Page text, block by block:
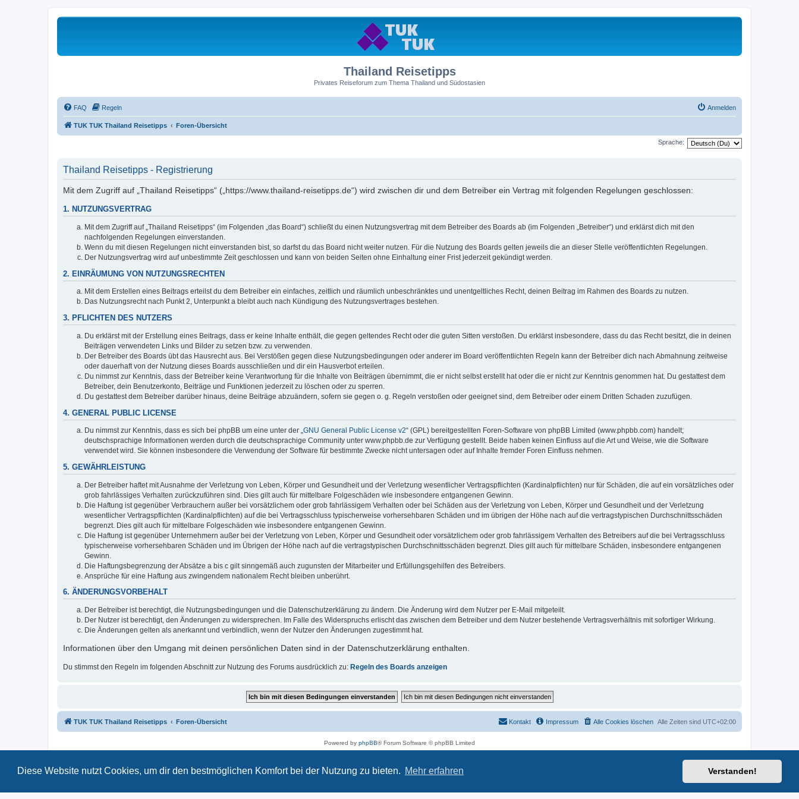
Diese Website nutzt Cookies, um dir den bestmöglichen Komfort bei der Nutzung zu bieten. Mehr erfahren Verstanden!
Thailand Reisetipps
Privates Reiseforum zum Thema Thailand und Südostasien
FAQ Regeln Anmelden
TUK TUK Thailand Reisetipps Foren-Übersicht
Sprache:
Thailand Reisetipps - Registrierung
Mit dem Zugriff auf „Thailand Reisetipps“ („https://www.thailand-reisetipps.de“) wird zwischen dir und dem Betreiber ein Vertrag mit folgenden Regelungen geschlossen:
1. NUTZUNGSVERTRAG
Mit dem Zugriff auf „Thailand Reisetipps“ (im Folgenden „das Board“) schließt du einen Nutzungsvertrag mit dem Betreiber des Boards ab (im Folgenden „Betreiber“) und erklärst dich mit den
nachfolgenden Regelungen einverstanden.
Wenn du mit diesen Regelungen nicht einverstanden bist, so darfst du das Board nicht weiter nutzen. Für die Nutzung des Boards gelten jeweils die an dieser Stelle veröffentlichten Regelungen.
Der Nutzungsvertrag wird auf unbestimmte Zeit geschlossen und kann von beiden Seiten ohne Einhaltung einer Frist jederzeit gekündigt werden.
2. EINRÄUMUNG VON NUTZUNGSRECHTEN
Mit dem Erstellen eines Beitrags erteilst du dem Betreiber ein einfaches, zeitlich und räumlich unbeschränktes und unentgeltliches Recht, deinen Beitrag im Rahmen des Boards zu nutzen.
Das Nutzungsrecht nach Punkt 2, Unterpunkt a bleibt auch nach Kündigung des Nutzungsvertrages bestehen.
3. PFLICHTEN DES NUTZERS
Du erklärst mit der Erstellung eines Beitrags, dass er keine Inhalte enthält, die gegen geltendes Recht oder die guten Sitten verstoßen. Du erklärst insbesondere, dass du das Recht besitzt, die in deinen
Beiträgen verwendeten Links und Bilder zu setzen bzw. zu verwenden.
Der Betreiber des Boards übt das Hausrecht aus. Bei Verstößen gegen diese Nutzungsbedingungen oder anderer im Board veröffentlichten Regeln kann der Betreiber dich nach Abmahnung zeitweise
oder dauerhaft von der Nutzung dieses Boards ausschließen und dir ein Hausverbot erteilen.
Du nimmst zur Kenntnis, dass der Betreiber keine Verantwortung für die Inhalte von Beiträgen übernimmt, die er nicht selbst erstellt hat oder die er nicht zur Kenntnis genommen hat. Du gestattest dem
Betreiber, dein Benutzerkonto, Beiträge und Funktionen jederzeit zu löschen oder zu sperren.
Du gestattest dem Betreiber darüber hinaus, deine Beiträge abzuändern, sofern sie gegen o. g. Regeln verstoßen oder geeignet sind, dem Betreiber oder einem Dritten Schaden zuzufügen.
4. GENERAL PUBLIC LICENSE
Du nimmst zur Kenntnis, dass es sich bei phpBB um eine unter der „GNU General Public License v2“ (GPL) bereitgestellten Foren-Software von phpBB Limited (www.phpbb.com) handelt;
deutschsprachige Informationen werden durch die deutschsprachige Community unter www.phpbb.de zur Verfügung gestellt. Beide haben keinen Einfluss auf die Art und Weise, wie die Software
verwendet wird. Sie können insbesondere die Verwendung der Software für bestimmte Zwecke nicht untersagen oder auf Inhalte fremder Foren Einfluss nehmen.
5. GEWÄHRLEISTUNG
Der Betreiber haftet mit Ausnahme der Verletzung von Leben, Körper und Gesundheit und der Verletzung wesentlicher Vertragspflichten (Kardinalpflichten) nur für Schäden, die auf ein vorsätzliches oder
grob fahrlässiges Verhalten zurückzuführen sind. Dies gilt auch für mittelbare Folgeschäden wie insbesondere entgangenen Gewinn.
Die Haftung ist gegenüber Verbrauchern außer bei vorsätzlichem oder grob fahrlässigem Verhalten oder bei Schäden aus der Verletzung von Leben, Körper und Gesundheit und der Verletzung
wesentlicher Vertragspflichten (Kardinalpflichten) auf die bei Vertragsschluss typischerweise vorhersehbaren Schäden und im übrigen der Höhe nach auf die vertragstypischen Durchschnittsschäden
begrenzt. Dies gilt auch für mittelbare Folgeschäden wie insbesondere entgangenen Gewinn.
Die Haftung ist gegenüber Unternehmern außer bei der Verletzung von Leben, Körper und Gesundheit oder vorsätzlichem oder grob fahrlässigem Verhalten des Betreibers auf die bei Vertragsschluss
typischerweise vorhersehbaren Schäden und im Übrigen der Höhe nach auf die vertragstypischen Durchschnittsschäden begrenzt. Dies gilt auch für mittelbare Schäden, insbesondere entgangenen
Gewinn.
Die Haftungsbegrenzung der Absätze a bis c gilt sinngemäß auch zugunsten der Mitarbeiter und Erfüllungsgehilfen des Betreibers.
Ansprüche für eine Haftung aus zwingendem nationalem Recht bleiben unberührt.
6. ÄNDERUNGSVORBEHALT
Der Betreiber ist berechtigt, die Nutzungsbedingungen und die Datenschutzerklärung zu ändern. Die Änderung wird dem Nutzer per E-Mail mitgeteilt.
Der Nutzer ist berechtigt, den Änderungen zu widersprechen. Im Falle des Widerspruchs erlischt das zwischen dem Betreiber und dem Nutzer bestehende Vertragsverhältnis mit sofortiger Wirkung.
Die Änderungen gelten als anerkannt und verbindlich, wenn der Nutzer den Änderungen zugestimmt hat.
Informationen über den Umgang mit deinen persönlichen Daten sind in der Datenschutzerklärung enthalten.
Du stimmst den Regeln im folgenden Abschnitt zur Nutzung des Forums ausdrücklich zu: Regeln des Boards anzeigen
TUK TUK Thailand Reisetipps Foren-Übersicht Alle Zeiten sind UTC+02:00
Alle Cookies löschen
Impressum
Kontakt
Powered by phpBB® Forum Software © phpBB Limited